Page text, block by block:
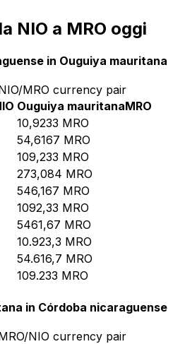
NIO a MRO oggi
in Ouguiya mauritana
MRO currency pair
Ouguiya mauritanaMRO
10,9233 MRO
54,6167 MRO
109,233 MRO
273,084 MRO
546,167 MRO
1092,33 MRO
5461,67 MRO
10.923,3 MRO
54.616,7 MRO
109.233 MRO
in Córdoba nicaraguense
NIO currency pair